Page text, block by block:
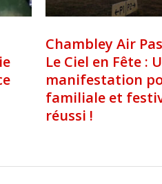
Chambley Air
Le Ciel en Fête :
manifestation
familiale et
réussi !